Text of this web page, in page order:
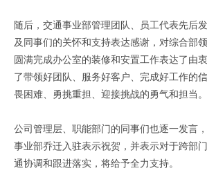
随后，交通事业部管理团队、员工代表先后
及同事们的关怀和支持表达感谢，对综合部
圆满完成办公室的装修和安置工作表达了由
了带领好团队、服务好客户、完成好工作的
畏困难、勇挑重担、迎接挑战的勇气和担当。
公司管理层、职能部门的同事们也逐一发言
事业部乔迁入驻表示祝贺，并表示对于跨部
通协调和跟进落实，将给予全力支持。